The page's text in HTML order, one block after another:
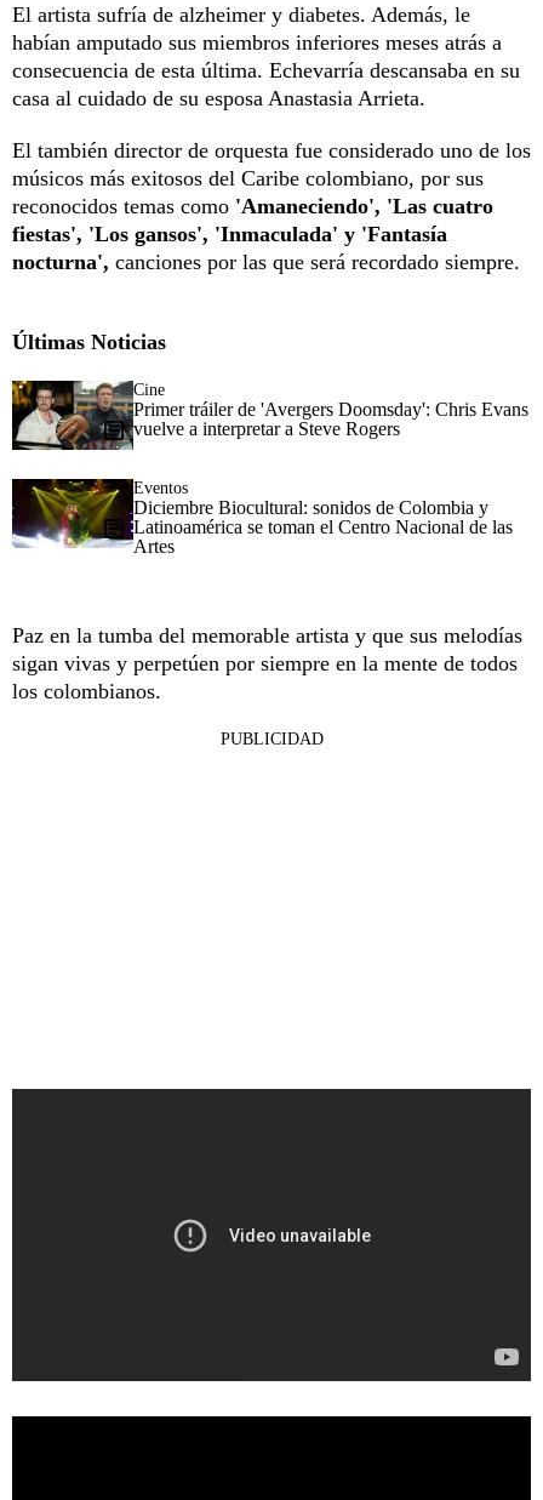
El artista sufría de alzheimer y diabetes. Además, le
habían amputado sus miembros inferiores meses atrás a
consecuencia de esta última. Echevarría descansaba en su
casa al cuidado de su esposa Anastasia Arrieta.
El también director de orquesta fue considerado uno de los
músicos más exitosos del Caribe colombiano, por sus
reconocidos temas como 'Amaneciendo', 'Las cuatro
fiestas', 'Los gansos', 'Inmaculada' y 'Fantasía
nocturna', canciones por las que será recordado siempre.
Últimas Noticias
Cine
Primer tráiler de 'Avergers Doomsday': Chris Evans
vuelve a interpretar a Steve Rogers
Eventos
Diciembre Biocultural: sonidos de Colombia y
Latinoamérica se toman el Centro Nacional de las
Artes
Paz en la tumba del memorable artista y que sus melodías
sigan vivas y perpetúen por siempre en la mente de todos
los colombianos.
PUBLICIDAD